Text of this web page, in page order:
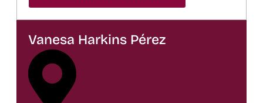
Vanesa Harkins Pérez